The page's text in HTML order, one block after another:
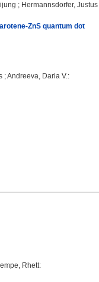
; Hermannsdorfer, Justus
ZnS quantum dot
;Andreeva, Daria V.:
Rhett: